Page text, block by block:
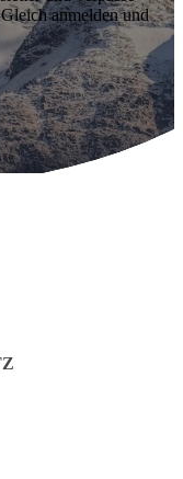
anmelden und